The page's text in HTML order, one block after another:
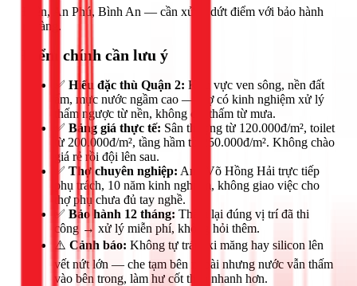
Điền, An Phú, Bình An — cần xử lý dứt điểm với bảo hành
rõ ràng.
Điểm chính cần lưu ý
✅ Hiểu đặc thù Quận 2: Khu vực ven sông, nền đất
ẩm, mực nước ngầm cao — thợ có kinh nghiệm xử lý
thấm ngược từ nền, không chỉ thấm từ mưa.
✅ Bảng giá thực tế: Sân thượng từ 120.000đ/m², toilet
từ 200.000đ/m², tầng hầm từ 250.000đ/m². Không chào
giá rẻ rồi đội lên sau.
✅ Thợ chuyên nghiệp: Anh Võ Hồng Hải trực tiếp
phụ trách, 10 năm kinh nghiệm, không giao việc cho
thợ phụ chưa đủ tay nghề.
✅ Bảo hành 12 tháng: Thấm lại đúng vị trí đã thi
công → xử lý miễn phí, không hỏi thêm.
⚠️ Cảnh báo: Không tự trám xi măng hay silicon lên
vết nứt lớn — che tạm bên ngoài nhưng nước vẫn thấm
vào bên trong, làm hư cốt thép nhanh hơn.